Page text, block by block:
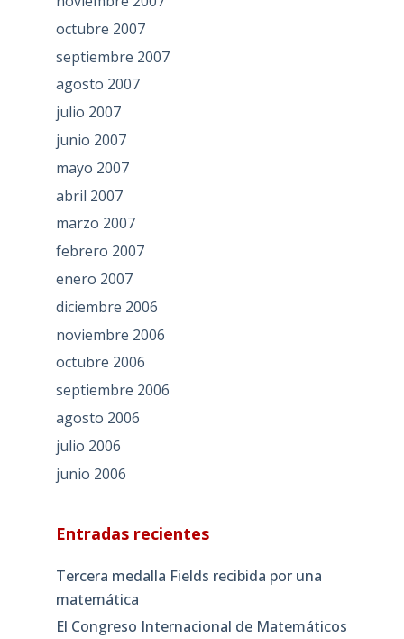
octubre 2007
septiembre 2007
agosto 2007
julio 2007
junio 2007
mayo 2007
abril 2007
marzo 2007
febrero 2007
enero 2007
diciembre 2006
noviembre 2006
octubre 2006
septiembre 2006
agosto 2006
julio 2006
junio 2006
Entradas recientes
Tercera medalla Fields recibida por una
matemática
El Congreso Internacional de Matemáticos